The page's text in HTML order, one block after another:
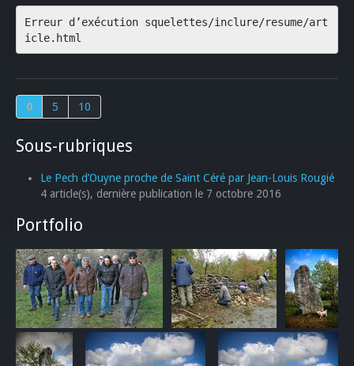
Erreur d’exécution squelettes/inclure/resume/art
icle.html
0 5 10
Sous-rubriques
Le Pech d’Ouyne proche de Saint Céré par Jean-Louis Rougié
4 article(s), dernière publication le 7 octobre 2016
Portfolio